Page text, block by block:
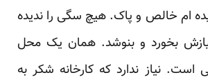
ام خالص و پاک. هیچ سگی را ندیده
بخورد و بنوشد. همان یک محل
است. نیاز ندارد که کارخانه شکر به